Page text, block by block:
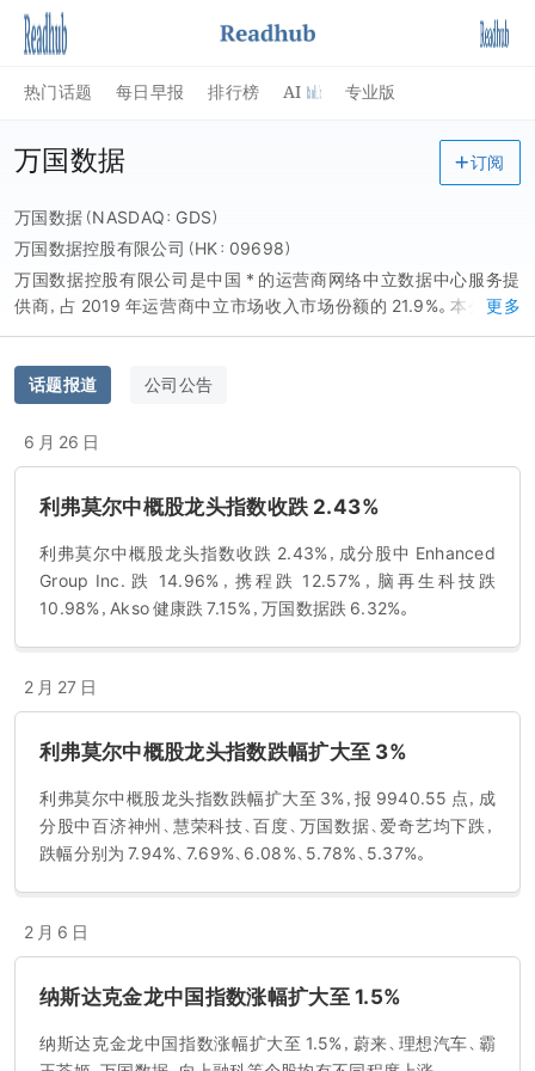
热门话题 每日早报 排行榜 AI 专业版
万国数据
万国数据（NASDAQ：GDS）
万国数据控股有限公司（HK：09698）
万国数据控股有限公司是中国 * 的运营商网络中立数据中心服务提
供商，占 2019 年运营商中立市场收入市场份额的 21.9%。本公司专
注於开发和运营高性能数据中心。本公司的数据中心位於中国主要经
中。本公司也在客户选择的其他地点定制化建造和运营数据中心，以
和配置，具有较大的净机房面积和电力容量，高电力密度和效率，以
及在所有关键系统上有多重冗余。本公司中立於运营商和云服务提供
国和全球 * 的公有云服务提供商将其服务器托管於本公司的数据中
心。本公司提供托管和管理服务，包括与 * 的公有云进行直接私有连
接，提供管理混合云的创新服务平台，以及在需要时转售公有云服
务。本公司的创新和独特的互连数据中心平台使云服务提供商能够在
其主要市场灵活地扩张，也使企业能够将混合云部署在 * 的公有云的
网络节点附近。本公司拥有 19 年的服务交付往绩，成功地满足了一
户已签订长期合约，这些客户主要包括超大型的云服务提供商、大型
私营企业和跨国公司。本公司的许多客户都是各自行业的 *。截至
净机房面积为 266,260 平方米，其中 94.1% 已获客户签约，总在建
净机房面积为 133,208 平方米，其中 62.3% 已获客户预签约。截至
2020 年 6 月 30 日，本公司有三个在建合资数据中心，总净机房面积
为 11,665 平方米，三个运营中的合资数据中心，总净机房面积为
约或预签约。
更多
订阅
话题报道 公司公告
6 月 26 日
利弗莫尔中概股龙头指数收跌 2.43%
利弗莫尔中概股龙头指数收跌 2.43%，成分股中 Enhanced
Group Inc. 跌 14.96%，携程跌 12.57%，脑再生科技跌
10.98%，Akso 健康跌 7.15%，万国数据跌 6.32%。
2 月 27 日
利弗莫尔中概股龙头指数跌幅扩大至 3%
利弗莫尔中概股龙头指数跌幅扩大至 3%，报 9940.55 点，成
分股中百济神州、慧荣科技、百度、万国数据、爱奇艺均下跌，
跌幅分别为 7.94%、7.69%、6.08%、5.78%、5.37%。
2 月 6 日
纳斯达克金龙中国指数涨幅扩大至 1.5%
纳斯达克金龙中国指数涨幅扩大至 1.5%，蔚来、理想汽车、霸